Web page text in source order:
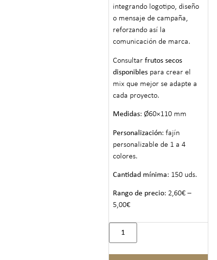
integrando logotipo, diseño
o mensaje de campaña,
reforzando así la
comunicación de marca.
Consultarfrutos secos
disponibles para crear el
mix que mejor se adapte a
cada proyecto.
Medidas: Ø60×110 mm
Personalización: fajín
personalizable de 1 a 4
colores.
Cantidad mínima: 150 uds.
Rango de precio: 2,60€ –
5,00€